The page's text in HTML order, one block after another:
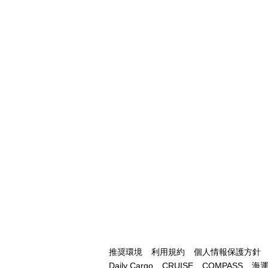
推奨環境 利用規約
個人情報保護方針
Daily Cargo
CRUISE COMPASS 海